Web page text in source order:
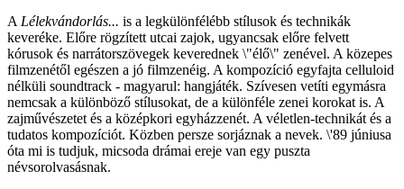
ALélekvándorlás... is a legkülönfélébb stílusok és technikák
keveréke. Előre rögzített utcai zajok, ugyancsak előre felvett
kórusok és narrátorszövegek keverednek \"élő\" zenével. A közepes
filmzenétől egészen a jó filmzenéig. A kompozíció egyfajta celluloid
nélküli soundtrack - magyarul: hangjáték. Szívesen vetíti egymásra
nemcsak a különböző stílusokat, de a különféle zenei korokat is. A
zajművészetet és a középkori egyházzenét. A véletlen-technikát és a
tudatos kompozíciót. Közben persze sorjáznak a nevek. \'89 júniusa
óta mi is tudjuk, micsoda drámai ereje van egy puszta
névsorolvasásnak.